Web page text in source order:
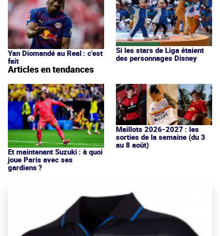
Yan Diomandé au Real : c'est
fait
Si les stars de Liga étaient
des personnages Disney
Articles en tendances
Et maintenant Suzuki : à quoi
joue Paris avec ses
gardiens ?
Maillots 2026-2027 : les
sorties de la semaine (du 3
au 8 août)